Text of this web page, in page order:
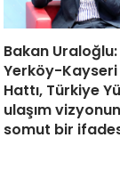
Bakan Uraloğlu:
Yerköy-Kayseri
Hattı, Türkiye
ulaşım
somut bir